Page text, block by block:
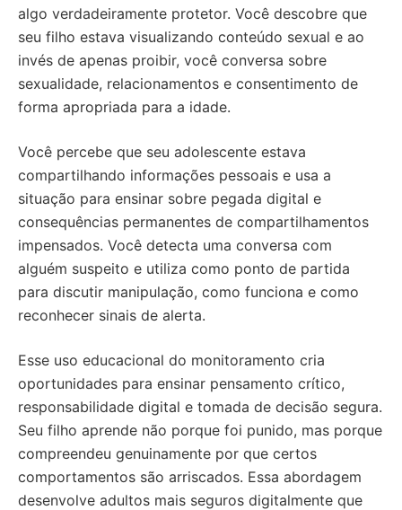
algo verdadeiramente protetor. Você descobre que
seu filho estava visualizando conteúdo sexual e ao
invés de apenas proibir, você conversa sobre
sexualidade, relacionamentos e consentimento de
forma apropriada para a idade.
Você percebe que seu adolescente estava
compartilhando informações pessoais e usa a
situação para ensinar sobre pegada digital e
consequências permanentes de compartilhamentos
impensados. Você detecta uma conversa com
alguém suspeito e utiliza como ponto de partida
para discutir manipulação, como funciona e como
reconhecer sinais de alerta.
Esse uso educacional do monitoramento cria
oportunidades para ensinar pensamento crítico,
responsabilidade digital e tomada de decisão segura.
Seu filho aprende não porque foi punido, mas porque
compreendeu genuinamente por que certos
comportamentos são arriscados. Essa abordagem
desenvolve adultos mais seguros digitalmente que